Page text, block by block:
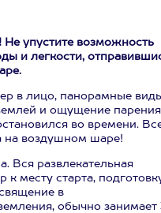
упустите возможность
и легкости,
в лицо, панорамные
и ощущение парения
во времени.
на воздушном шаре!
Вся развлекательная
месту старта,
в
обычно занимает